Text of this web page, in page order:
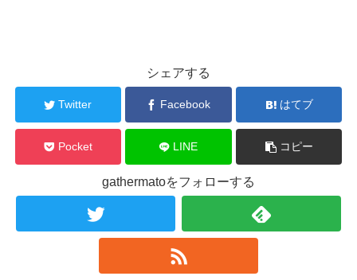
シェアする
Twitter Facebook はてブ
Pocket LINE コピー
gathermatoをフォローする